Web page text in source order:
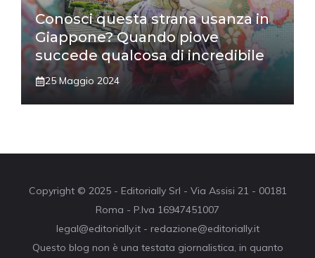
Conosci questa strana usanza in
Giappone? Quando piove
succede qualcosa di incredibile
25 Maggio 2024
Copyright © 2025 - Editorially Srl - Via Assisi 21 - 00181
Roma - P.Iva 16947451007
legal@editorially.it - redazione@editorially.it
Questo blog non è una testata giornalistica, in quanto